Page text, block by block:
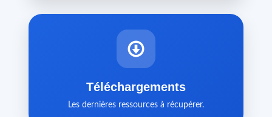
Téléchargements
Les dernières ressources à récupérer.